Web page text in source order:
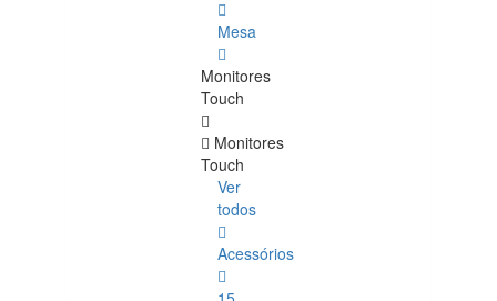
Mesa
Monitores
Touch
Monitores
Touch
Ver
todos
Acessórios